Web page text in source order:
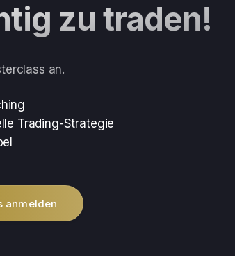
zu traden!
an.
Trading-Strategie
anmelden